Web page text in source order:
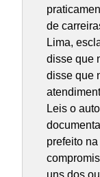
de
Lima,
disse que
disse que
Leis o
prefeito
uns dos